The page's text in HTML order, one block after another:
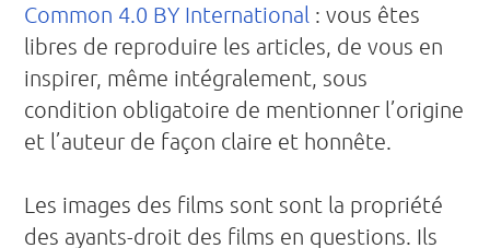
Common 4.0 BY International : vous êtes
libres de reproduire les articles, de vous en
inspirer, même intégralement, sous
condition obligatoire de mentionner l’origine
et l’auteur de façon claire et honnête.
Les images des films sont sont la propriété
des ayants-droit des films en questions. Ils